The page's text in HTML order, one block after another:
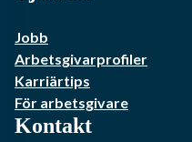
Jobb
Arbetsgivarprofiler
Karriärtips
För arbetsgivare
Kontakt